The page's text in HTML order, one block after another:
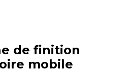
de finition
mobile